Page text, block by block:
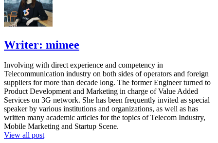
Writer: mimee
Involving with direct experience and competency in
Telecommunication industry on both sides of operators and foreign
suppliers for more than decade long. The former Engineer turned to
Product Development and Marketing in charge of Value Added
Services on 3G network. She has been frequently invited as special
speaker by various institutions and organizations, as well as has
written many academic articles for the topics of Telecom Industry,
Mobile Marketing and Startup Scene.
View all post